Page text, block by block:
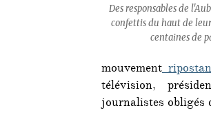
Des responsables de
confettis du haut de
centaines de
mouvement
télévision,
journalistes obligés